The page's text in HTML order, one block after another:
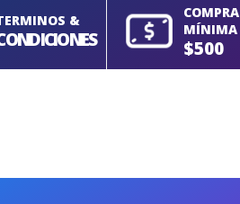
&
COMPRA
MÍNIMA
$500